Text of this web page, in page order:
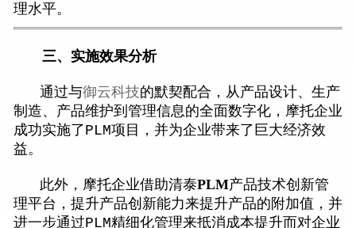
理水平。
三、实施效果分析
通过与御云科技的默契配合，从产品设计、生产
制造、产品维护到管理信息的全面数字化，摩托企业
成功实施了PLM项目，并为企业带来了巨大经济效
益。
此外，摩托企业借助清泰PLM产品技术创新管
理平台，提升产品创新能力来提升产品的附加值，并
进一步通过PLM精细化管理来抵消成本提升而对企业